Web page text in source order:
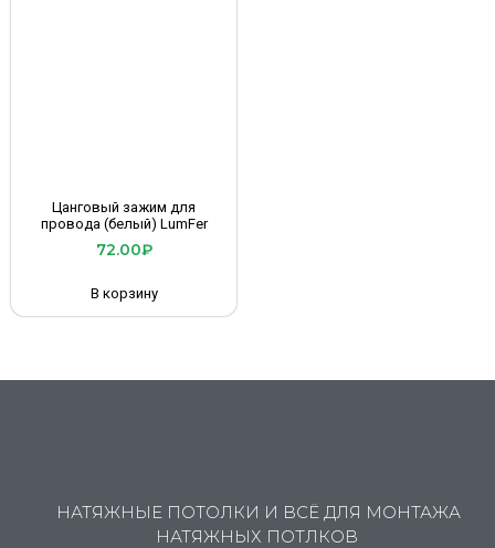
Цанговый зажим для
провода (белый) LumFer
72.00₽
В корзину
НАТЯЖНЫЕ ПОТОЛКИ И ВСЁ ДЛЯ МОНТАЖА
НАТЯЖНЫХ ПОТЛКОВ